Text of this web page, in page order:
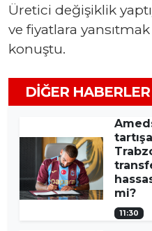
Üretici değişiklik
ve fiyatlara
konuştu.
DIĞER HABERLER
mi?
11:30